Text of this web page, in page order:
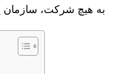
به هیچ شرکت، سازمان